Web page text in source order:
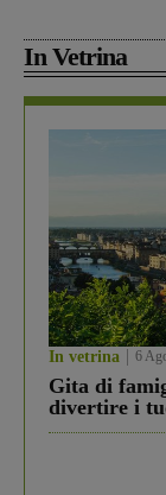
In Vetrina
In vetrina 6
Gita di
divertire i